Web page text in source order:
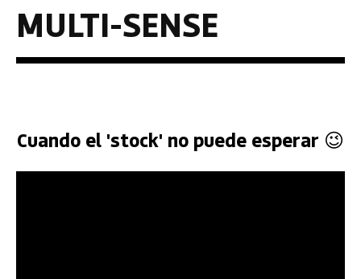
MULTI-SENSE
Cuando el 'stock' no puede esperar 😉